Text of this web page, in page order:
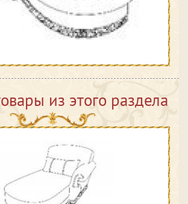
из этого раздела